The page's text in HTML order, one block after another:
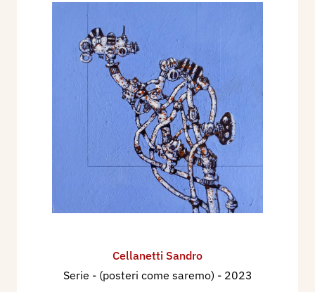
Cellanetti Sandro
Serie - (posteri come saremo) - 2023